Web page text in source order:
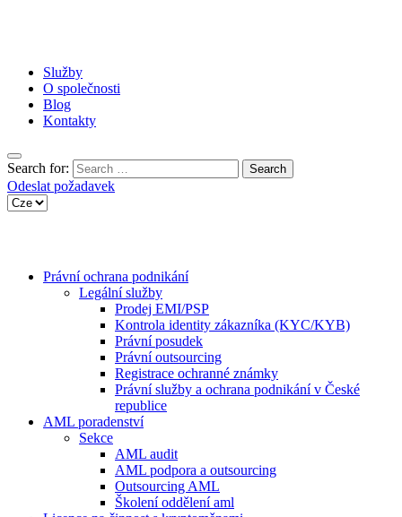
Služby
O společnosti
Blog
Kontakty
Search for:
Odeslat požadavek
Právní ochrana podnikání
Legální služby
Prodej EMI/PSP
Kontrola identity zákazníka (KYC/KYB)
Právní posudek
Právní outsourcing
Registrace ochranné známky
Právní služby a ochrana podnikání v České
republice
AML poradenství
Sekce
AML audit
AML podpora a outsourcing
Outsourcing AML
Školení oddělení aml